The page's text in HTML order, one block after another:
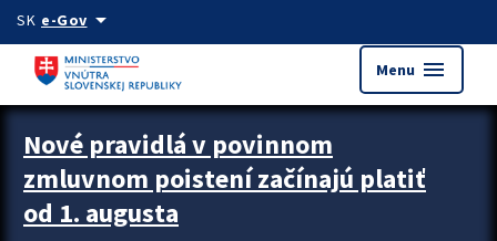
Preskocit na hlavný obsah
SK e-Govarrow_drop_down
Menu menu
Zastavit automatický posun upútavok
Nové pravidlá v povinnom
zmluvnom poistení začínajú platiť
od 1. augusta